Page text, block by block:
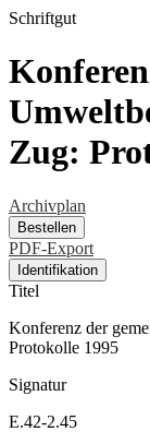
Schriftgut
Zug:
Archivplan
Bestellen
PDF-Export
Identifikation
Titel
Konferenz der
Protokolle 1995
Signatur
E.42-2.45